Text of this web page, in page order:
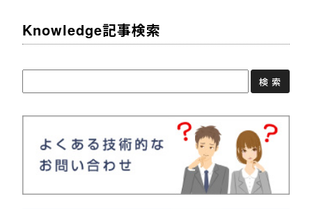
Knowledge記事検索